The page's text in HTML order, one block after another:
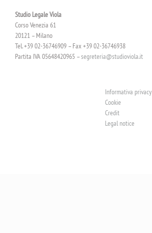
Studio Legale Viola
Corso Venezia 61
20121 – Milano
Tel. +39 02-36746909 – Fax +39 02-36746938
Partita IVA 05648420965 –segreteria@studioviola.it
Informativa privacy
Cookie
Credit
Legal notice